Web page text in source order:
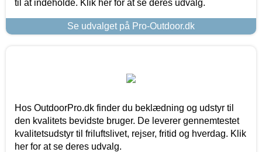
til at indeholde. Klik her for at se deres udvalg.
Se udvalget på Pro-Outdoor.dk
Hos OutdoorPro.dk finder du beklædning og udstyr til
den kvalitets bevidste bruger. De leverer gennemtestet
kvalitetsudstyr til friluftslivet, rejser, fritid og hverdag. Klik
her for at se deres udvalg.